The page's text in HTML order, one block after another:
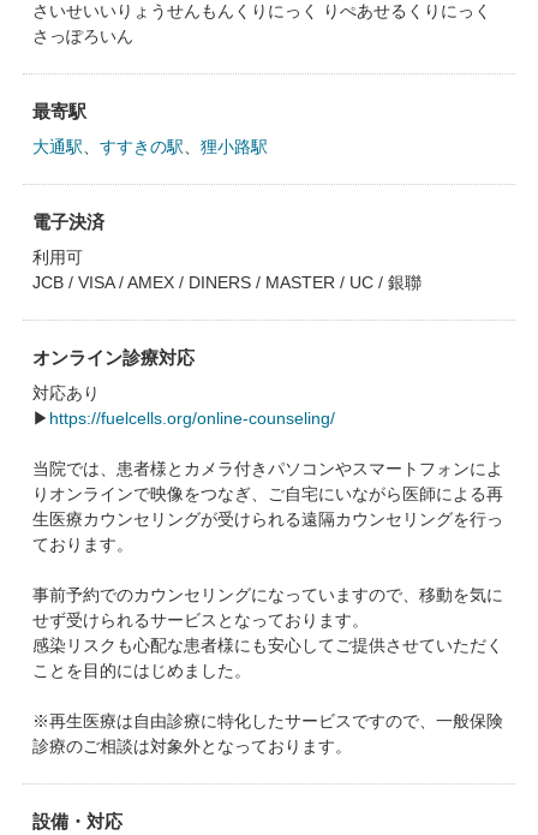
さいせいいりょうせんもんくりにっく りぺあせるくりにっく
さっぽろいん
最寄駅
大通駅、 すすきの駅、 狸小路駅
電子決済
利用可
JCB / VISA / AMEX / DINERS / MASTER / UC / 銀聯
オンライン診療対応
対応あり
▶ https://fuelcells.org/online-counseling/
当院では、患者様とカメラ付きパソコンやスマートフォンによ
りオンラインで映像をつなぎ、ご自宅にいながら医師による再
生医療カウンセリングが受けられる遠隔カウンセリングを行っ
ております。
事前予約でのカウンセリングになっていますので、移動を気に
せず受けられるサービスとなっております。
感染リスクも心配な患者様にも安心してご提供させていただく
ことを目的にはじめました。
※再生医療は自由診療に特化したサービスですので、一般保険
診療のご相談は対象外となっております。
設備・対応